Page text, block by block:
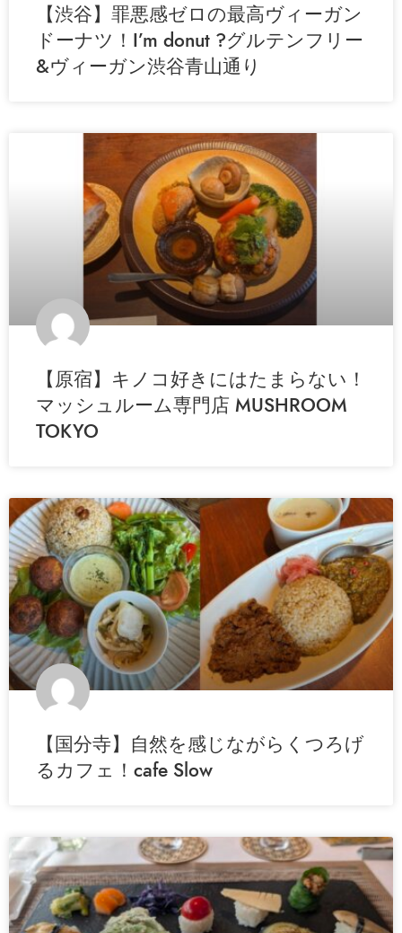
【渋谷】罪悪感ゼロの最高ヴィーガン
ドーナツ！I’m donut ?グルテンフリー
&ヴィーガン渋谷青山通り
【原宿】キノコ好きにはたまらない！
マッシュルーム専門店 MUSHROOM
TOKYO
【国分寺】自然を感じながらくつろげ
るカフェ！cafe Slow